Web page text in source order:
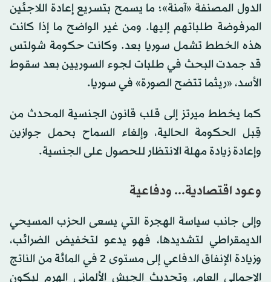
الدول المصنفة «آمنة»؛ ما يسمح بتسريع إعادة اللاجئين
المرفوضة طلباتهم إليها. ومن غير الواضح ما إذا كانت
هذه الخطط تشمل سوريا بعد. وكانت حكومة شولتس
قد جمدت البحث في طلبات لجوء السوريين بعد سقوط
الأسد، «ريثما تتضح الصورة» في سوريا.
كما يخطط ميرتز إلى قلب قانون الجنسية المحدث من
قِبل الحكومة الحالية، وإلغاء السماح بحمل جوازين
وإعادة زيادة مهلة الانتظار للحصول على الجنسية.
وعود اقتصادية... ودفاعية
وإلى جانب سياسة الهجرة التي يسعى الحزب المسيحي
الديمقراطي لتشديدها، فهو يدعو لتخفيض الضرائب،
وزيادة الإنفاق الدفاعي إلى مستوى 2 في المائة من الناتج
الإجمالي العام، وتحديث الجيش الألماني الهرِم ليكون